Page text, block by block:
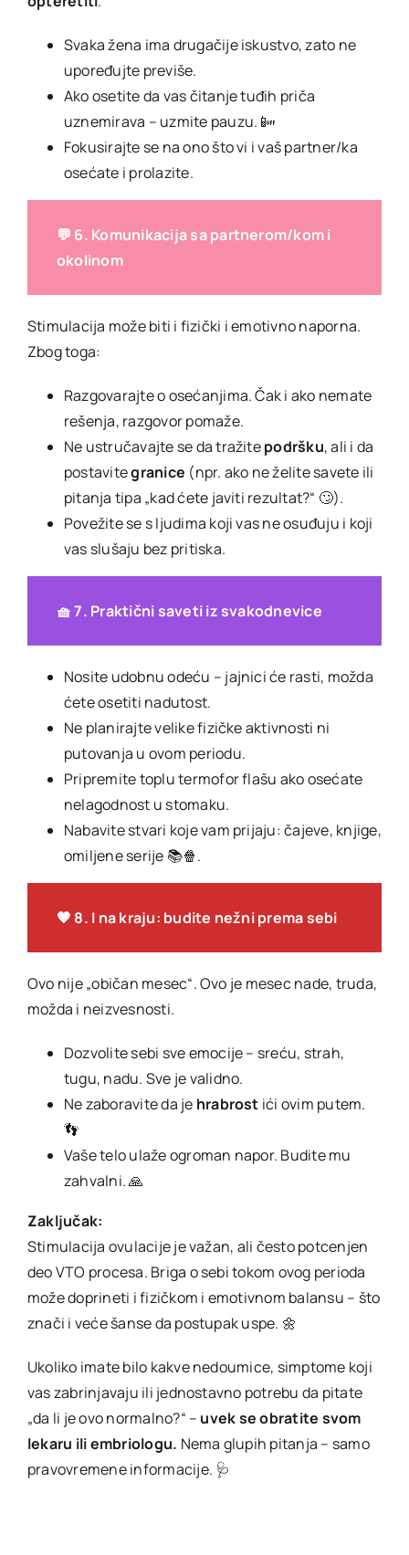
Svaka žena ima drugačije iskustvo, zato ne
upoređujte previše.
Ako osetite da vas čitanje tuđih priča
uznemirava – uzmite pauzu. 📴
Fokusirajte se na ono što vi i vaš partner/ka
osećate i prolazite.
💬 6. Komunikacija sa partnerom/kom i
okolinom
Stimulacija može biti i fizički i emotivno naporna.
Zbog toga:
Razgovarajte o osećanjima. Čak i ako nemate
rešenja, razgovor pomaže.
Ne ustručavajte se da tražitepodršku, ali i da
postavitegranice (npr. ako ne želite savete ili
pitanja tipa „kad ćete javiti rezultat?“ 🙄).
Povežite se s ljudima koji vas ne osuđuju i koji
vas slušaju bez pritiska.
🧺 7. Praktični saveti iz svakodnevice
Nosite udobnu odeću – jajnici će rasti, možda
ćete osetiti nadutost.
Ne planirajte velike fizičke aktivnosti ni
putovanja u ovom periodu.
Pripremite toplu termofor flašu ako osećate
nelagodnost u stomaku.
Nabavite stvari koje vam prijaju: čajeve, knjige,
omiljene serije 📚🍿.
🧡 8. I na kraju: budite nežni prema sebi
Ovo nije „običan mesec“. Ovo je mesec nade, truda,
možda i neizvesnosti.
Dozvolite sebi sve emocije – sreću, strah,
tugu, nadu. Sve je validno.
Ne zaboravite da je hrabrost ići ovim putem.
👣
Vaše telo ulaže ogroman napor. Budite mu
zahvalni. 🙏
Zaključak:
Stimulacija ovulacije je važan, ali često potcenjen
deo VTO procesa. Briga o sebi tokom ovog perioda
može doprineti i fizičkom i emotivnom balansu – što
znači i veće šanse da postupak uspe. 🌼
Ukoliko imate bilo kakve nedoumice, simptome koji
vas zabrinjavaju ili jednostavno potrebu da pitate
„da li je ovo normalno?“ – uvek se obratite svom
lekaru ili embriologu. Nema glupih pitanja – samo
pravovremene informacije. 🩺